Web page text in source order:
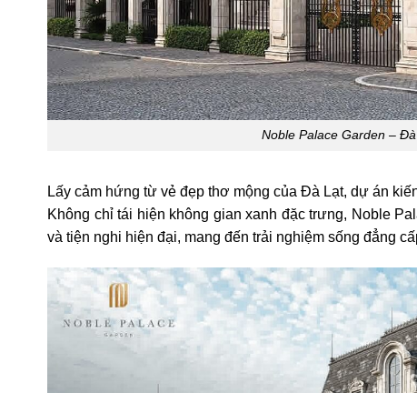
Noble Palace Garden –
Lấy cảm hứng từ vẻ đẹp thơ mộng của Đà Lạt, dự án
Không chỉ tái hiện không gian xanh đặc trưng, Noble
và tiện nghi hiện đại, mang đến trải nghiệm sống đẳng